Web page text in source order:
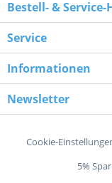
Bestell- &
Service
Informationen
Newsletter
Cookie-
5%